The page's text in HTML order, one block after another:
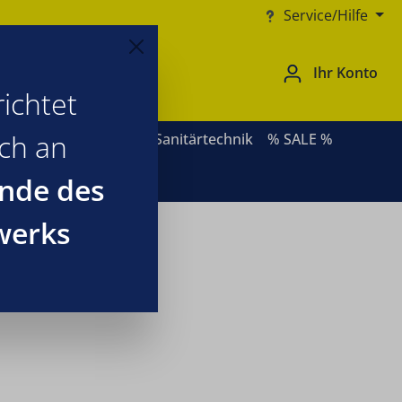
Service/Hilfe
Ihr Konto
Heizsysteme Sanitärtechnik % SALE %
an
des